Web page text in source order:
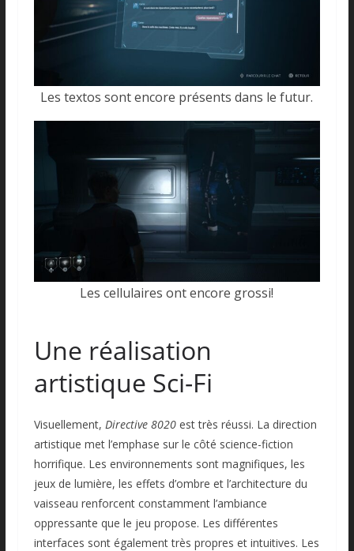
Les textos sont encore présents dans le futur.
Les cellulaires ont encore grossi!
Une réalisation
artistique Sci-Fi
Visuellement, Directive 8020est très réussi. La direction
artistique met l’emphase sur le côté science-fiction
horrifique. Les environnements sont magnifiques, les
jeux de lumière, les effets d’ombre et l’architecture du
vaisseau renforcent constamment l’ambiance
oppressante que le jeu propose. Les différentes
interfaces sont également très propres et intuitives. Les